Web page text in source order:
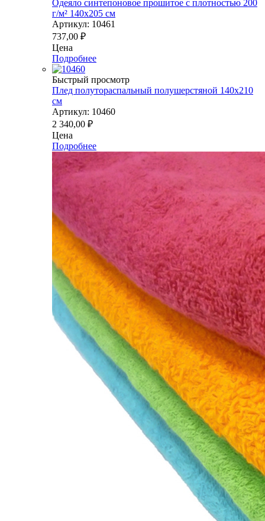
Одеяло синтепоновое прошитое с плотностью 200
г/м² 140х205 см
Артикул: 10461
737,00 ₽
Цена
Подробнее
Быстрый просмотр
Плед полутораспальный полушерстяной 140х210
см
Артикул: 10460
2 340,00 ₽
Цена
Подробнее